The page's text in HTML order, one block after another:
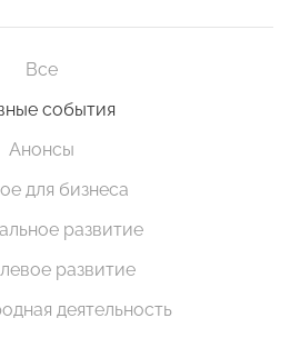
Все
события
Анонсы
для бизнеса
развитие
развитие
деятельность